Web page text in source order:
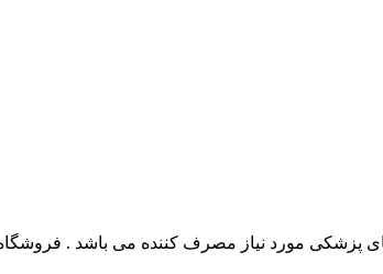
پزشکی مورد نیاز مصرف کننده می باشد . فروشگاه